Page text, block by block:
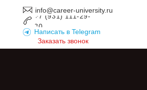
info@career-university.ru
+7 (931) 111-29-
30
Заказать звонок
Написать в Telegram